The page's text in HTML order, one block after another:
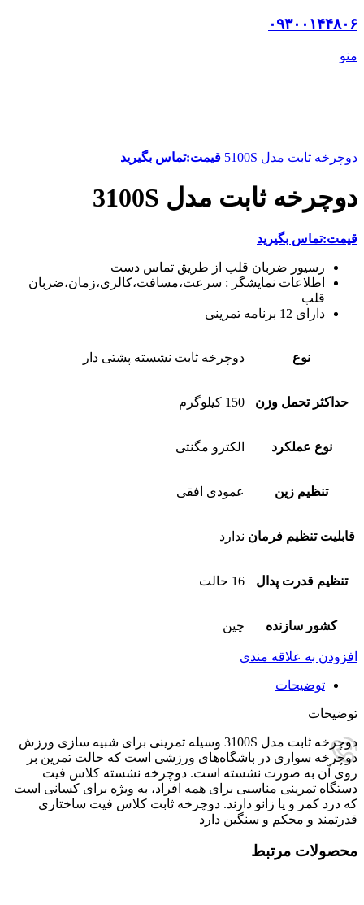
۰۹۳۰۰۱۴۴۸۰۶
منو
دوچرخه ثابت مدل 5100S قیمت:تماس بگیرید
دوچرخه ثابت مدل 3100S
قیمت:تماس بگیرید
رسیور ضربان قلب از طریق تماس دست
اطلاعات نمایشگر : سرعت،مسافت،کالری،زمان،ضربان
قلب
دارای 12 برنامه تمرینی
نوع دوچرخه ثابت نشسته پشتی دار
حداکثر تحمل وزن 150 کیلوگرم
نوع عملکرد الکترو مگنتی
تنظیم زین عمودی افقی
قابلیت تنظیم فرمان ندارد
تنظیم قدرت پدال 16 حالت
کشور سازنده چین
افزودن به علاقه مندی
توضیحات
توضیحات
دوچرخه ثابت مدل 3100S وسیله تمرینی برای شبیه سازی ورزش
دوچرخه سواری در باشگاه‌های ورزشی است که حالت تمرین بر
روی آن به صورت نشسته است. دوچرخه نشسته کلاس فیت
دستگاه تمرینی مناسبی برای همه افراد، به ویژه برای کسانی است
که درد کمر و یا زانو دارند. دوچرخه ثابت کلاس فیت ساختاری
قدرتمند و محکم و سنگین دارد
محصولات مرتبط